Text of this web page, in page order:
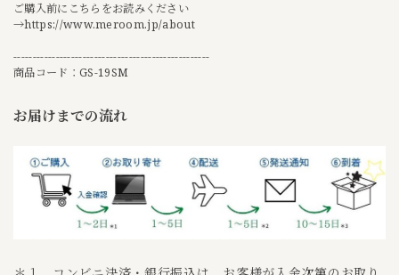
ご購入前にこちらをお読みください
→https://www.meroom.jp/about
---------------------------------------------------
商品コード：GS-19SM
お届けまでの流れ